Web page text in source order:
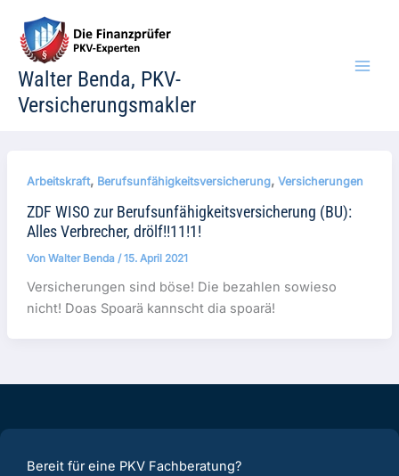
Inhalt
springen
Walter Benda, PKV-
Versicherungsmakler
Arbeitskraft, Berufsunfähigkeitsversicherung, Versicherungen
ZDF WISO zur Berufsunfähigkeitsversicherung (BU):
Alles Verbrecher, drölf!!11!1!
Von Walter Benda /15. April 2021
Versicherungen sind böse! Die bezahlen sowieso
nicht! Doas Spoarä kannscht dia spoarä!
Bereit für eine PKV Fachberatung?